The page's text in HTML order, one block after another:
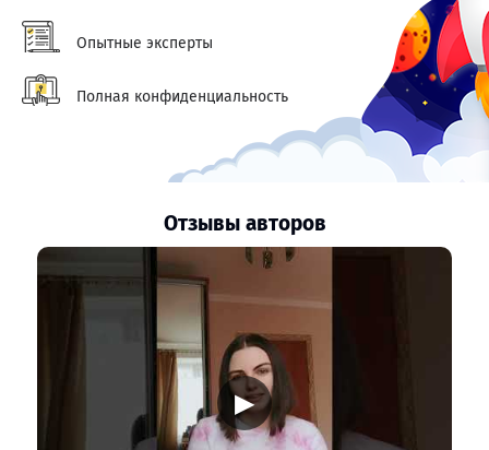
Опытные эксперты
Полная конфиденциальность
Отзывы авторов
▶